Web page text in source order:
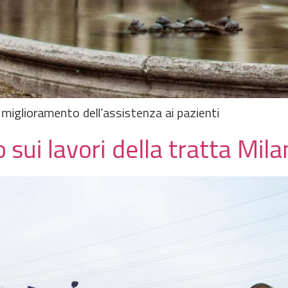
dell’assistenza ai pazienti
sui lavori della tratta